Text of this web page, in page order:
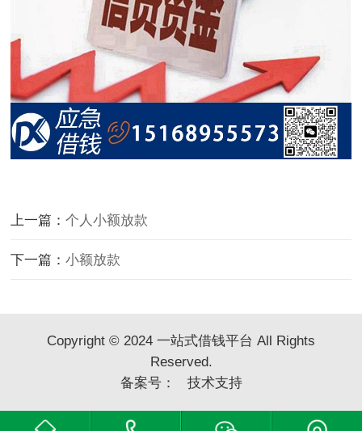
上一篇：个人小额放款
下一篇：小额放款
Copyright © 2024 一站式借钱平台 All Rights
Reserved.
备案号：
技术支持